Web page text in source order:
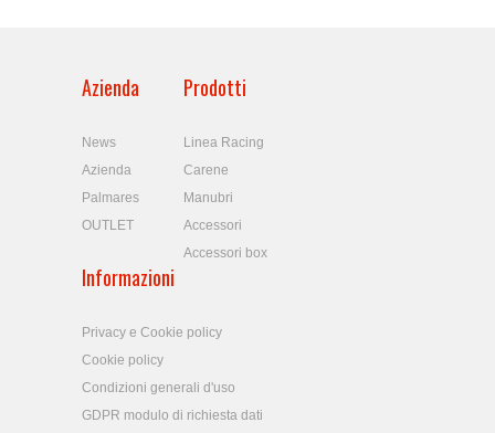
Azienda
News
Azienda
Palmares
OUTLET
Prodotti
Linea Racing
Carene
Manubri
Accessori
Accessori box
Informazioni
Privacy e Cookie policy
Cookie policy
Condizioni generali d'uso
GDPR modulo di richiesta dati